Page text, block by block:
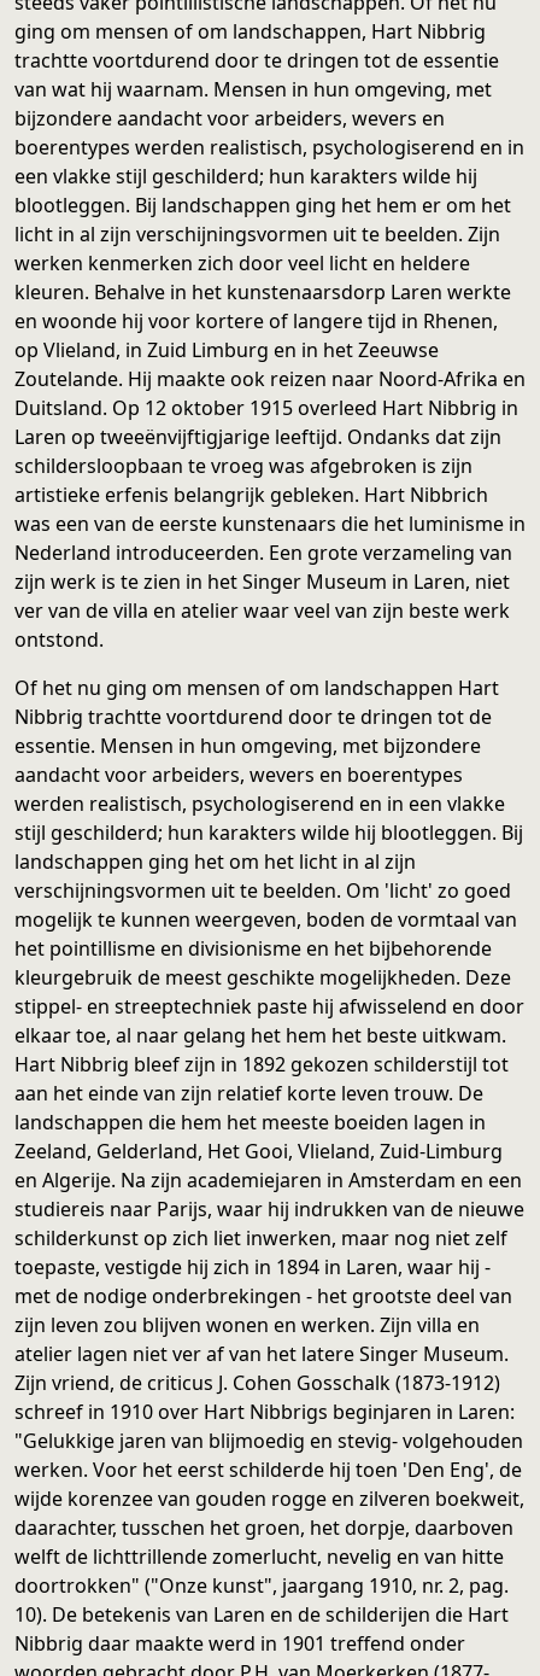
ging om mensen of om landschappen, Hart Nibbrig
trachtte voortdurend door te dringen tot de essentie
van wat hij waarnam. Mensen in hun omgeving, met
bijzondere aandacht voor arbeiders, wevers en
boerentypes werden realistisch, psychologiserend en in
een vlakke stijl geschilderd; hun karakters wilde hij
blootleggen. Bij landschappen ging het hem er om het
licht in al zijn verschijningsvormen uit te beelden. Zijn
werken kenmerken zich door veel licht en heldere
kleuren. Behalve in het kunstenaarsdorp Laren werkte
en woonde hij voor kortere of langere tijd in Rhenen,
op Vlieland, in Zuid Limburg en in het Zeeuwse
Zoutelande. Hij maakte ook reizen naar Noord-Afrika en
Duitsland. Op 12 oktober 1915 overleed Hart Nibbrig in
Laren op tweeënvijftigjarige leeftijd. Ondanks dat zijn
schildersloopbaan te vroeg was afgebroken is zijn
artistieke erfenis belangrijk gebleken. Hart Nibbrich
was een van de eerste kunstenaars die het luminisme in
Nederland introduceerden. Een grote verzameling van
zijn werk is te zien in het Singer Museum in Laren, niet
ver van de villa en atelier waar veel van zijn beste werk
ontstond.
Of het nu ging om mensen of om landschappen Hart
Nibbrig trachtte voortdurend door te dringen tot de
essentie. Mensen in hun omgeving, met bijzondere
aandacht voor arbeiders, wevers en boerentypes
werden realistisch, psychologiserend en in een vlakke
stijl geschilderd; hun karakters wilde hij blootleggen. Bij
landschappen ging het om het licht in al zijn
verschijningsvormen uit te beelden. Om 'licht' zo goed
mogelijk te kunnen weergeven, boden de vormtaal van
het pointillisme en divisionisme en het bijbehorende
kleurgebruik de meest geschikte mogelijkheden. Deze
stippel- en streeptechniek paste hij afwisselend en door
elkaar toe, al naar gelang het hem het beste uitkwam.
Hart Nibbrig bleef zijn in 1892 gekozen schilderstijl tot
aan het einde van zijn relatief korte leven trouw. De
landschappen die hem het meeste boeiden lagen in
Zeeland, Gelderland, Het Gooi, Vlieland, Zuid-Limburg
en Algerije. Na zijn academiejaren in Amsterdam en een
studiereis naar Parijs, waar hij indrukken van de nieuwe
schilderkunst op zich liet inwerken, maar nog niet zelf
toepaste, vestigde hij zich in 1894 in Laren, waar hij -
met de nodige onderbrekingen - het grootste deel van
zijn leven zou blijven wonen en werken. Zijn villa en
atelier lagen niet ver af van het latere Singer Museum.
Zijn vriend, de criticus J. Cohen Gosschalk (1873-1912)
schreef in 1910 over Hart Nibbrigs beginjaren in Laren:
"Gelukkige jaren van blijmoedig en stevig- volgehouden
werken. Voor het eerst schilderde hij toen 'Den Eng', de
wijde korenzee van gouden rogge en zilveren boekweit,
daarachter, tusschen het groen, het dorpje, daarboven
welft de lichttrillende zomerlucht, nevelig en van hitte
doortrokken" ("Onze kunst", jaargang 1910, nr. 2, pag.
10). De betekenis van Laren en de schilderijen die Hart
Nibbrig daar maakte werd in 1901 treffend onder